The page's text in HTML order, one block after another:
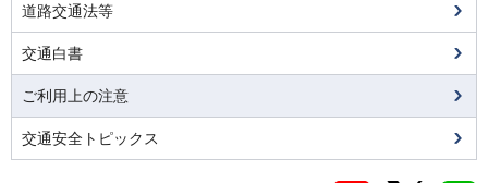
道路交通法等
交通白書
ご利用上の注意
交通安全トピックス